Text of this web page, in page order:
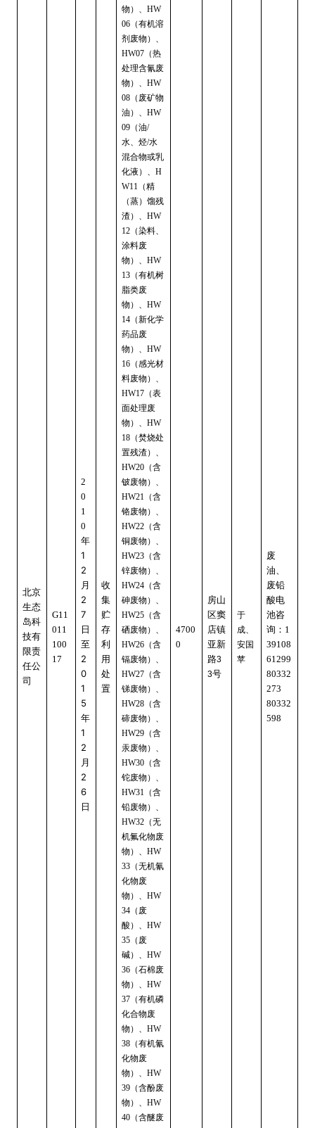
北京
生态
岛科
技有
限责
任公
司
G11
011
100
17
2
0
1
0
年
1
2
月
2
7
日
至
2
0
1
5
年
1
2
月
2
6
日
收
集
贮
存
利
用
处
置
物）、HW
06 （有机溶
剂废物）、
HW07 （热
处理含氰废
物）、HW
08 （废矿物
油）、HW
09 （油/
水、烃/水
混合物或乳
化液）、H
W11 （精
（蒸）馏残
渣）、HW
12 （染料、
涂料废
物）、HW
13 （有机树
脂类废
物）、HW
14 （新化学
药品废
物）、HW
16 （感光材
料废物）、
HW17 （表
面处理废
物）、HW
18 （焚烧处
置残渣）、
HW20 （含
铍废物）、
HW21 （含
铬废物）、
HW22 （含
铜废物）、
HW23 （含
锌废物）、
HW24 （含
砷废物）、
HW25 （含
硒废物）、
HW26 （含
镉废物）、
HW27 （含
锑废物）、
HW28 （含
碲废物）、
HW29 （含
汞废物）、
HW30 （含
铊废物）、
HW31 （含
铅废物）、
HW32 （无
机氟化物废
物）、HW
33 （无机氰
化物废
物）、HW
34 （废
酸）、HW
35 （废
碱）、HW
36 （石棉废
物）、HW
37 （有机磷
化合物废
物）、HW
38 （有机氰
化物废
物）、HW
39 （含酚废
物）、HW
40 （含醚废
4700
0
房山
区窦
店镇
亚新
路3
3号
于
成、
安国
苹
废
油、
废铅
酸电
池咨
询：1
39108
61299
80332
273
80332
598